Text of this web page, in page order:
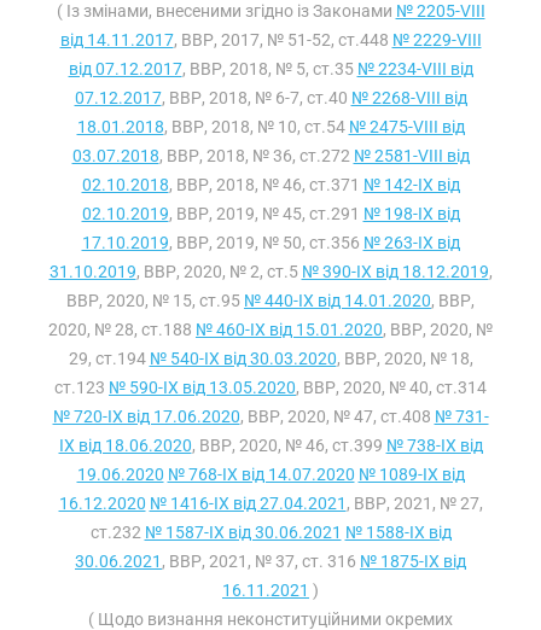
( Із змінами, внесеними згідно із Законами № 2205-VIII
від 14.11.2017, ВВР, 2017, № 51-52, ст.448 № 2229-VIII
від 07.12.2017, ВВР, 2018, № 5, ст.35 № 2234-VIII від
07.12.2017, ВВР, 2018, № 6-7, ст.40 № 2268-VIII від
18.01.2018, ВВР, 2018, № 10, ст.54 № 2475-VIII від
03.07.2018, ВВР, 2018, № 36, ст.272 № 2581-VIII від
02.10.2018, ВВР, 2018, № 46, ст.371 № 142-IX від
02.10.2019, ВВР, 2019, № 45, ст.291 № 198-IX від
17.10.2019, ВВР, 2019, № 50, ст.356 № 263-IX від
31.10.2019, ВВР, 2020, № 2, ст.5 № 390-IX від 18.12.2019,
ВВР, 2020, № 15, ст.95 № 440-IX від 14.01.2020, ВВР,
2020, № 28, ст.188 № 460-IX від 15.01.2020, ВВР, 2020, №
29, ст.194 № 540-IX від 30.03.2020, ВВР, 2020, № 18,
ст.123 № 590-IX від 13.05.2020, ВВР, 2020, № 40, ст.314
№ 720-IX від 17.06.2020, ВВР, 2020, № 47, ст.408 № 731-
IX від 18.06.2020, ВВР, 2020, № 46, ст.399 № 738-IX від
19.06.2020 № 768-IX від 14.07.2020 № 1089-IX від
16.12.2020 № 1416-IX від 27.04.2021 , ВВР, 2021, № 27,
ст.232 № 1587-IX від 30.06.2021 № 1588-IX від
30.06.2021 , ВВР, 2021, № 37, ст. 316 № 1875-IX від
16.11.2021 )
( Щодо визнання неконституційними окремих